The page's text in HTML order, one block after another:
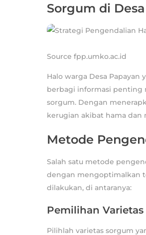
Sorgum di
Source fpp.umko.ac.id
Halo warga Desa Papayan
berbagi informasi penting
sorgum. Dengan
kerugian akibat hama
Metode
Salah satu metode
dengan mengoptimalkan
dilakukan, di antaranya:
Pemilihan Varietas
Pilihlah varietas sorgum